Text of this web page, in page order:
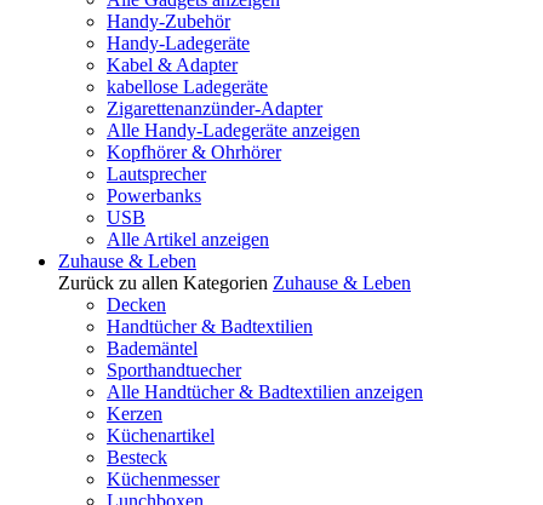
Handy-Zubehör
Handy-Ladegeräte
Kabel & Adapter
kabellose Ladegeräte
Zigarettenanzünder-Adapter
Alle Handy-Ladegeräte anzeigen
Kopfhörer & Ohrhörer
Lautsprecher
Powerbanks
USB
Alle Artikel anzeigen
Zuhause & Leben
Zurück zu allen Kategorien Zuhause & Leben
Decken
Handtücher & Badtextilien
Bademäntel
Sporthandtuecher
Alle Handtücher & Badtextilien anzeigen
Kerzen
Küchenartikel
Besteck
Küchenmesser
Lunchboxen